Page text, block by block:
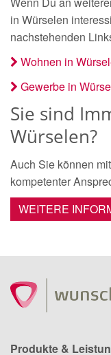
in Würselen
nachstehenden
Wohnen in
Gewerbe in
Sie sind
Würselen?
Auch Sie können
kompetenter
WEITERE
Produkte &